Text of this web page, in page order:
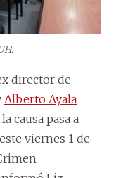
director de
Alberto Ayala
causa pasa a
viernes 1 de